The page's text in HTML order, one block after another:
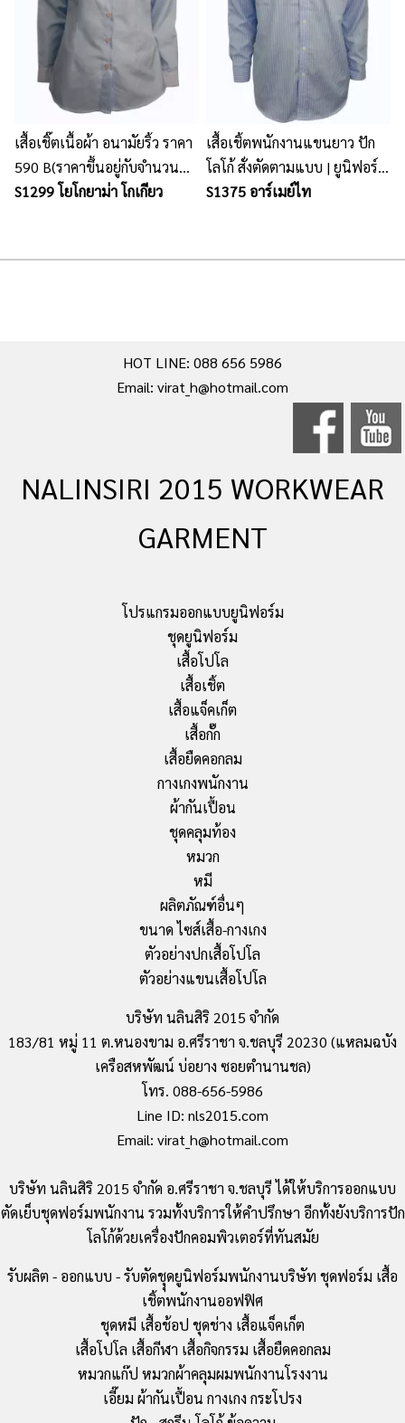
เสื้อเชิ๊ตเนื้อผ้า อนามัยริ้ว ราคา
590 B(ราคาขึ้นอยู่กับจำนวน
ขนาดรูปแบบการปัก และเนื้อ
S1299 โยโกยาม่า โกเกียว
เสื้อเชิ้ตพนักงานแขนยาว ปัก
โลโก้ สั่งตัดตามแบบ | ยูนิฟอร์ม
พนักงาน
S1375 อาร์เมย์ไท
HOT LINE: 088 656 5986
Email: virat_h@hotmail.com
NALINSIRI 2015 WORKWEAR
GARMENT
โปรแกรมออกแบบยูนิฟอร์ม
ชุดยูนิฟอร์ม
เสื้อโปโล
เสื้อเชิ้ต
เสื้อแจ็คเก็ต
เสื้อกั๊ก
เสื้อยืดคอกลม
กางเกงพนักงาน
ผ้ากันเปื้อน
ชุดคลุมท้อง
หมวก
หมี
ผลิตภัณฑ์อื่นๆ
ขนาด ไซส์เสื้อ-กางเกง
ตัวอย่างปกเสื้อโปโล
ตัวอย่างแขนเสื้อโปโล
บริษัท นลินสิริ 2015 จำกัด
183/81 หมู่ 11 ต.หนองขาม อ.ศรีราชา จ.ชลบุรี 20230 (แหลมฉบัง
เครือสหพัฒน์ บ่อยาง ซอยตำนานชล)
โทร. 088-656-5986
Line ID: nls2015.com
Email: virat_h@hotmail.com
บริษัท นลินสิริ 2015 จำกัด อ.ศรีราชา จ.ชลบุรี ได้ให้บริการออกแบบ
ตัดเย็บชุดฟอร์มพนักงาน รวมทั้งบริการให้คำปรึกษา อีกทั้งยังบริการปัก
โลโก้ด้วยเครื่องปักคอมพิวเตอร์ที่ทันสมัย
รับผลิต - ออกแบบ - รับตัดชุุดยูนิฟอร์มพนักงานบริษัท ชุดฟอร์ม เสื้อ
เชิ้ตพนักงานออฟฟิศ
ชุดหมี เสื้อช้อป ชุดช่าง เสื้อแจ็คเก็ต
เสื้อโปโล เสื้อกีฬา เสื้อกิจกรรม เสื้อยืดคอกลม
หมวกแก๊ป หมวกผ้าคลุมผมพนักงานโรงงาน
เอี๊ยม ผ้ากันเปื้อน กางเกง กระโปรง